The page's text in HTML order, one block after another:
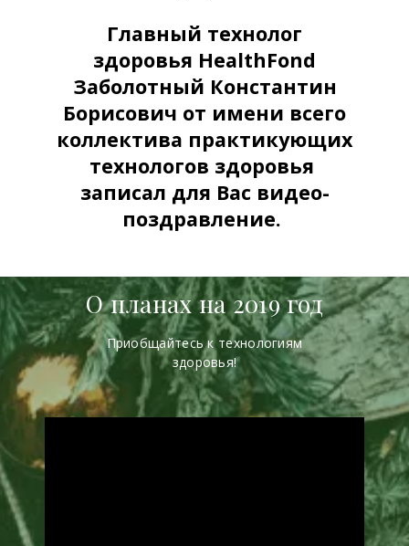
Главный технолог
здоровья HealthFond
Заболотный Константин
Борисович от имени всего
коллектива практикующих
технологов здоровья
записал для Вас видео-
поздравление.
О планах на 2019 год
Приобщайтесь к технологиям
здоровья!